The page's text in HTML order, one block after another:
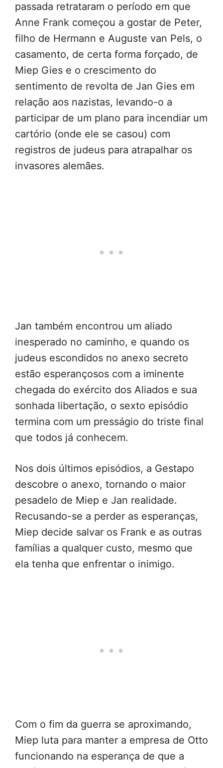
passada retrataram o período em que
Anne Frank começou a gostar de Peter,
filho de Hermann e Auguste van Pels, o
casamento, de certa forma forçado, de
Miep Gies e o crescimento do
sentimento de revolta de Jan Gies em
relação aos nazistas, levando-o a
participar de um plano para incendiar um
cartório (onde ele se casou) com
registros de judeus para atrapalhar os
invasores alemães.
Jan também encontrou um aliado
inesperado no caminho, e quando os
judeus escondidos no anexo secreto
estão esperançosos com a iminente
chegada do exército dos Aliados e sua
sonhada libertação, o sexto episódio
termina com um presságio do triste final
que todos já conhecem.
Nos dois últimos episódios, a Gestapo
descobre o anexo, tornando o maior
pesadelo de Miep e Jan realidade.
Recusando-se a perder as esperanças,
Miep decide salvar os Frank e as outras
famílias a qualquer custo, mesmo que
ela tenha que enfrentar o inimigo.
Com o fim da guerra se aproximando,
Miep luta para manter a empresa de Otto
funcionando na esperança de que a